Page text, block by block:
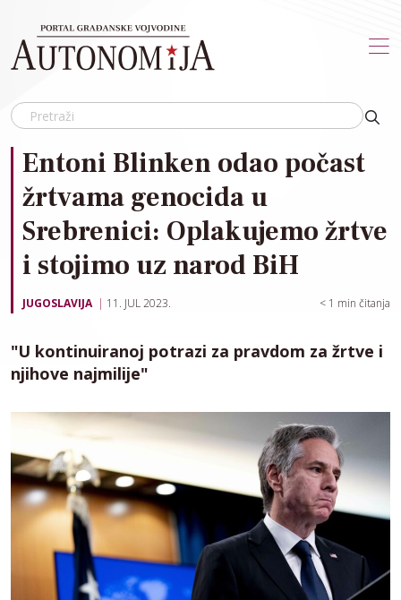
Entoni Blinken odao počast
žrtvama genocida u
Srebrenici: Oplakujemo žrtve
i stojimo uz narod BiH
JUGOSLAVIJA 11. JUL 2023. < 1 min čitanja
"U kontinuiranoj potrazi za pravdom za žrtve i
njihove najmilije"